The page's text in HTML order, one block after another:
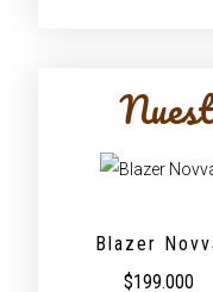
Blazer
$199.000